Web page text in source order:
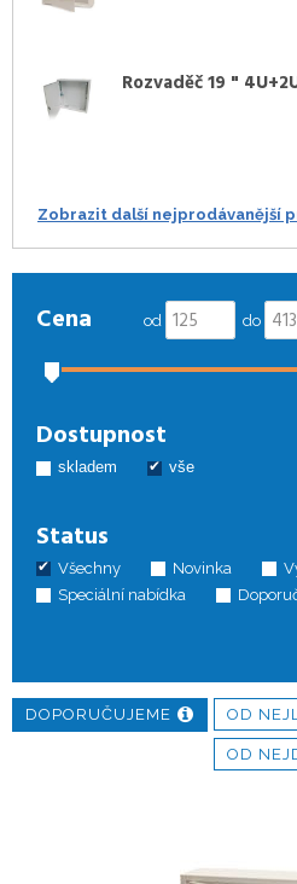
Rozvaděč 19 "
Zobrazit další nejprodávanější
Cena od do
Dostupnost
skladem vše
Status
Všechny Novinka
Speciální nabídka
DOPORUČUJEME OD
OD